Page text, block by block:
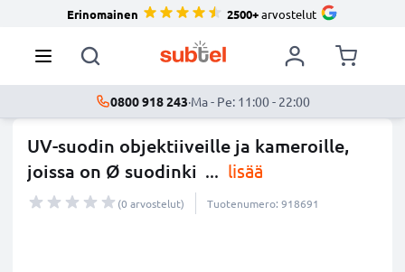
Erinomainen 2500+arvostelut
0800 918 243·Ma - Pe: 11:00 - 22:00
UV-suodin objektiiveille ja kameroille,
joissa on Ø suodinki ... lisää
(0 arvostelut) Tuotenumero: 918691